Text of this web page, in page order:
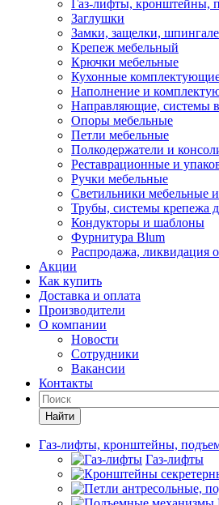
Газ-лифты, кронштейны,
Заглушки
Замки, защелки,
Крепеж мебельный
Крючки мебельные
Кухонные
Наполнение и
Направляющие, системы
Опоры мебельные
Петли мебельные
Полкодержатели и
Реставрационные и
Ручки мебельные
Светильники мебельные и
Трубы, системы крепежа
Кондукторы и шаблоны
Фурнитура Blum
Распродажа, ликвидация
Акции
Как купить
Доставка и оплата
Производители
О компании
Новости
Сотрудники
Вакансии
Контакты
Найти
Газ-лифты, кронштейны,
Газ-лифты